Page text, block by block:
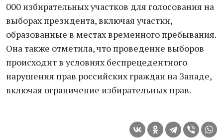
000 избирательных участков для голосования на
выборах президента, включая участки,
образованные в местах временного пребывания.
Она также отметила, что проведение выборов
происходит в условиях беспрецедентного
нарушения прав российских граждан на Западе,
включая ограничение избирательных прав.